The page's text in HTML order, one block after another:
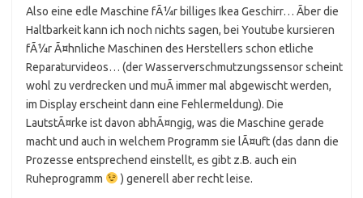
Also eine edle Maschine fÃ¼r billiges Ikea Geschirr… Ãber die
Haltbarkeit kann ich noch nichts sagen, bei Youtube kursieren
fÃ¼r Ã¤hnliche Maschinen des Herstellers schon etliche
Reparaturvideos… (der Wasserverschmutzungssensor scheint
wohl zu verdrecken und muÃ immer mal abgewischt werden,
im Display erscheint dann eine Fehlermeldung). Die
LautstÃ¤rke ist davon abhÃ¤ngig, was die Maschine gerade
macht und auch in welchem Programm sie lÃ¤uft (das dann die
Prozesse entsprechend einstellt, es gibt z.B. auch ein
Ruheprogramm
) generell aber recht leise.